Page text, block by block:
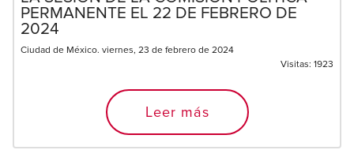
PERMANENTE EL 22 DE FEBRERO DE
2024
Ciudad de México. viernes, 23 de febrero de 2024
Visitas: 1923
Leer más